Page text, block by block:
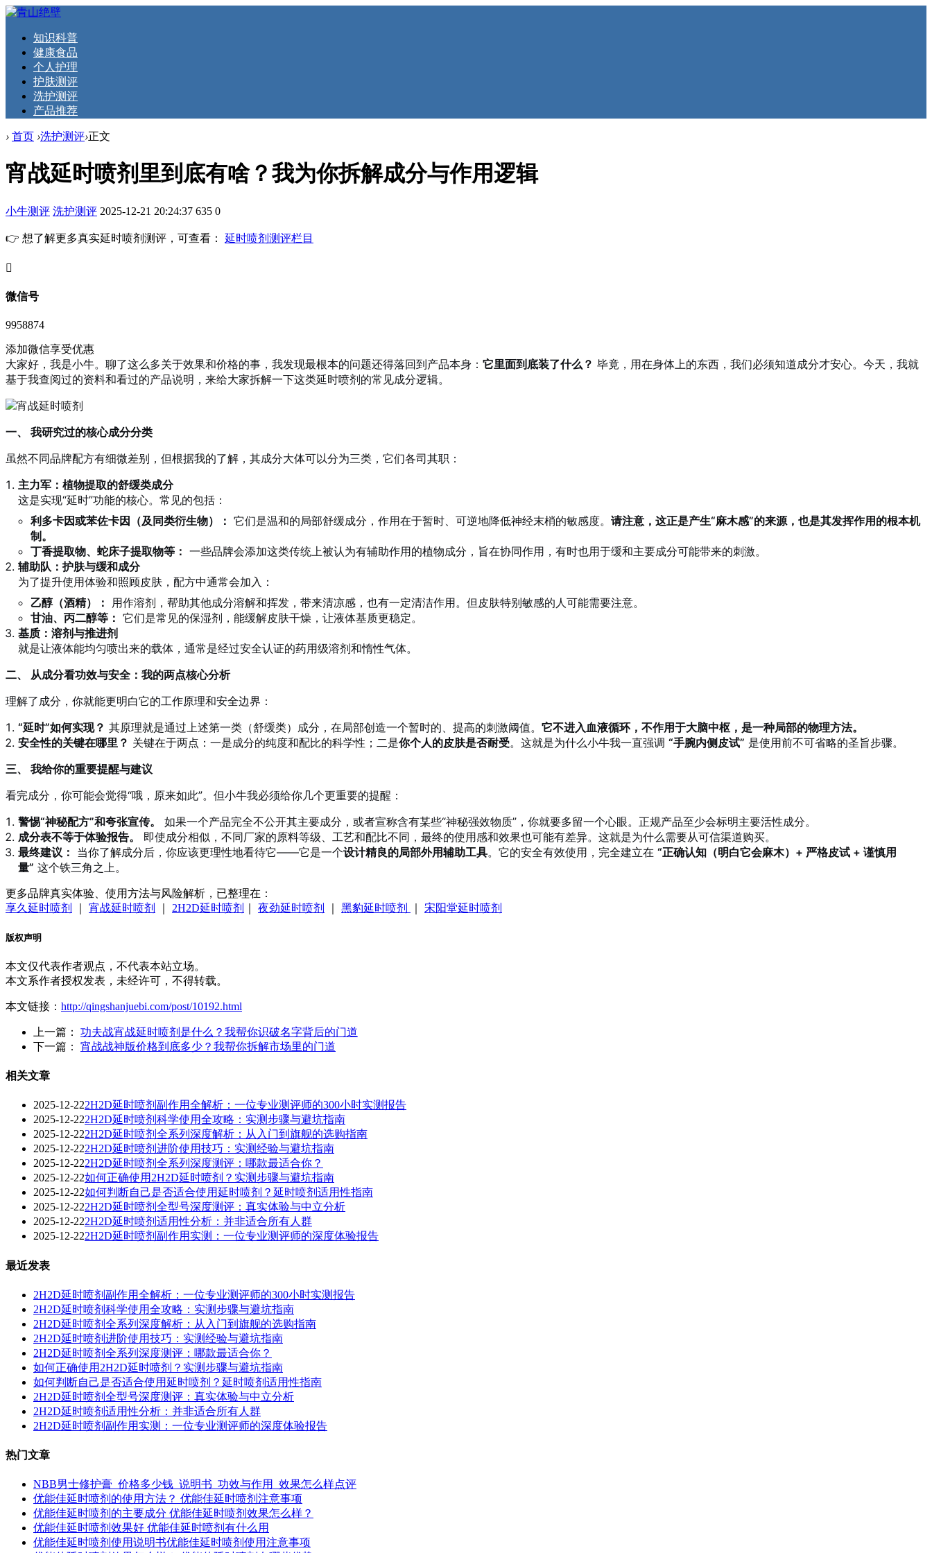
知识科普
健康食品
个人护理
护肤测评
洗护测评
产品推荐
› 首页 ›洗护测评›正文
宵战延时喷剂里到底有啥？我为你拆解成分与作用逻辑
小牛测评 洗护测评 2025-12-21 20:24:37 635 0
👉 想了解更多真实延时喷剂测评，可查看： 延时喷剂测评栏目
󦘖
微信号
9958874
添加微信享受优惠
大家好，我是小牛。聊了这么多关于效果和价格的事，我发现最根本的问题还得落回到产品本身： 它里面到底装了什么？ 毕竟，用在身体上的东西，我们必须知道成分才安心。今天，我就
基于我查阅过的资料和看过的产品说明，来给大家拆解一下这类延时喷剂的常见成分逻辑。
一、 我研究过的核心成分分类
虽然不同品牌配方有细微差别，但根据我的了解，其成分大体可以分为三类，它们各司其职：
主力军：植物提取的舒缓类成分
这是实现“延时”功能的核心。常见的包括：
利多卡因或苯佐卡因（及同类衍生物）： 它们是温和的局部舒缓成分，作用在于暂时、可逆地降低神经末梢的敏感度。 请注意，这正是产生“麻木感”的来源，也是其发挥作用的根本机
制。
丁香提取物、蛇床子提取物等： 一些品牌会添加这类传统上被认为有辅助作用的植物成分，旨在协同作用，有时也用于缓和主要成分可能带来的刺激。
辅助队：护肤与缓和成分
为了提升使用体验和照顾皮肤，配方中通常会加入：
乙醇（酒精）： 用作溶剂，帮助其他成分溶解和挥发，带来清凉感，也有一定清洁作用。但皮肤特别敏感的人可能需要注意。
甘油、丙二醇等： 它们是常见的保湿剂，能缓解皮肤干燥，让液体基质更稳定。
基质：溶剂与推进剂
就是让液体能均匀喷出来的载体，通常是经过安全认证的药用级溶剂和惰性气体。
二、 从成分看功效与安全：我的两点核心分析
理解了成分，你就能更明白它的工作原理和安全边界：
“延时”如何实现？ 其原理就是通过上述第一类（舒缓类）成分，在局部创造一个暂时的、提高的刺激阈值。 它不进入血液循环，不作用于大脑中枢，是一种局部的物理方法。
安全性的关键在哪里？ 关键在于两点：一是成分的纯度和配比的科学性；二是你个人的皮肤是否耐受。这就是为什么小牛我一直强调 “手腕内侧皮试” 是使用前不可省略的圣旨步骤。
三、 我给你的重要提醒与建议
看完成分，你可能会觉得“哦，原来如此”。但小牛我必须给你几个更重要的提醒：
警惕“神秘配方”和夸张宣传。
如果一个产品完全不公开其主要成分，或者宣称含有某些“神秘强效物质”，你就要多留一个心眼。正规产品至少会标明主要活性成分。
成分表不等于体验报告。
即使成分相似，不同厂家的原料等级、工艺和配比不同，最终的使用感和效果也可能有差异。这就是为什么需要从可信渠道购买。
最终建议： 当你了解成分后，你应该更理性地看待它——它是一个设计精良的局部外用辅助工具。它的安全有效使用，完全建立在 “正确认知（明白它会麻木）+ 严格皮试 + 谨慎用
量” 这个铁三角之上。
更多品牌真实体验、使用方法与风险解析，已整理在：
享久延时喷剂
宵战延时喷剂 2H2D延时喷剂 夜劲延时喷剂 黑豹延时喷剂 宋阳堂延时喷剂
版权声明
本文仅代表作者观点，不代表本站立场。
本文系作者授权发表，未经许可，不得转载。
本文链接： http://qingshanjuebi.com/post/10192.html
上一篇： 功夫战宵战延时喷剂是什么？我帮你识破名字背后的门道
下一篇： 宵战战神版价格到底多少？我帮你拆解市场里的门道
相关文章
2025-12-222H2D延时喷剂副作用全解析：一位专业测评师的300小时实测报告
2025-12-222H2D延时喷剂科学使用全攻略：实测步骤与避坑指南
2025-12-222H2D延时喷剂全系列深度解析：从入门到旗舰的选购指南
2025-12-222H2D延时喷剂进阶使用技巧：实测经验与避坑指南
2025-12-222H2D延时喷剂全系列深度测评：哪款最适合你？
2025-12-22如何正确使用2H2D延时喷剂？实测步骤与避坑指南
2025-12-22如何判断自己是否适合使用延时喷剂？延时喷剂适用性指南
2025-12-222H2D延时喷剂全型号深度测评：真实体验与中立分析
2025-12-222H2D延时喷剂适用性分析：并非适合所有人群
2025-12-222H2D延时喷剂副作用实测：一位专业测评师的深度体验报告
最近发表
2H2D延时喷剂副作用全解析：一位专业测评师的300小时实测报告
2H2D延时喷剂科学使用全攻略：实测步骤与避坑指南
2H2D延时喷剂全系列深度解析：从入门到旗舰的选购指南
2H2D延时喷剂进阶使用技巧：实测经验与避坑指南
2H2D延时喷剂全系列深度测评：哪款最适合你？
如何正确使用2H2D延时喷剂？实测步骤与避坑指南
如何判断自己是否适合使用延时喷剂？延时喷剂适用性指南
2H2D延时喷剂全型号深度测评：真实体验与中立分析
2H2D延时喷剂适用性分析：并非适合所有人群
2H2D延时喷剂副作用实测：一位专业测评师的深度体验报告
热门文章
NBB男士修护膏_价格多少钱_说明书_功效与作用_效果怎么样点评
优能佳延时喷剂的使用方法？ 优能佳延时喷剂注意事项
优能佳延时喷剂的主要成分 优能佳延时喷剂效果怎么样？
优能佳延时喷剂效果好 优能佳延时喷剂有什么用
优能佳延时喷剂使用说明书优能佳延时喷剂使用注意事项